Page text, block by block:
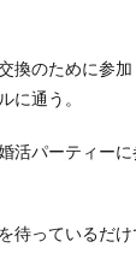
換のために参
に通う。
活パーティー
待っているだ